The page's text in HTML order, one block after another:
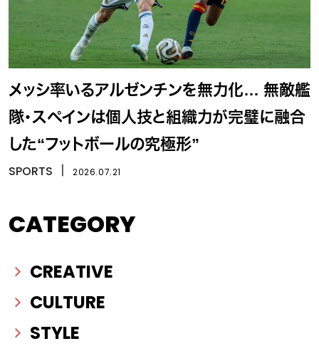
メッシ率いるアルゼンチンを無力化… 無敵艦
隊・スペインは個人技と組織力が完璧に融合
した“フットボールの究極形”
SPORTS 2026.07.21
CATEGORY
CREATIVE
CULTURE
STYLE